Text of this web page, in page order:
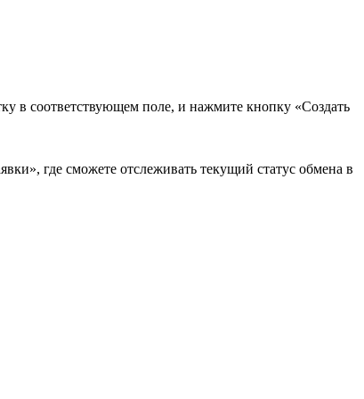
в соответствующем поле, и нажмите кнопку «Создать
где сможете отслеживать текущий статус обмена в